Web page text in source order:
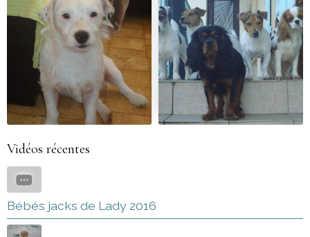
Vidéos récentes
Bébés jacks de Lady 2016